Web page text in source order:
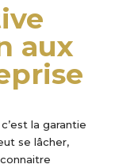
aux
c’est la garantie
se lâcher,